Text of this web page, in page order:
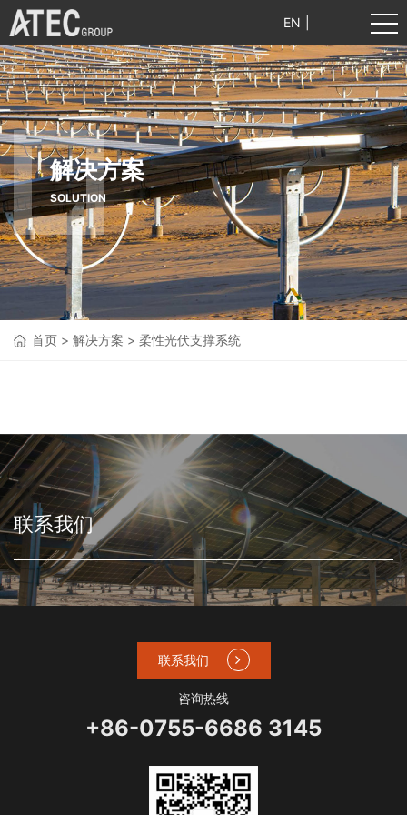
EN
中文
解决方案
SOLUTION
首页 > 解决方案 > 柔性光伏支撑系统
联系我们
联系我们
咨询热线
+86-0755-6686 3145